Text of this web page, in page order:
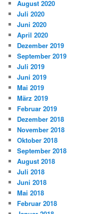
August 2020
Juli 2020
Juni 2020
April 2020
Dezember 2019
September 2019
Juli 2019
Juni 2019
Mai 2019
März 2019
Februar 2019
Dezember 2018
November 2018
Oktober 2018
September 2018
August 2018
Juli 2018
Juni 2018
Mai 2018
Februar 2018